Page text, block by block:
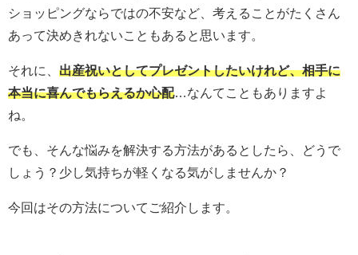
ショッピングならではの不安など、考えることがたくさん
あって決めきれないこともあると思います。
それに、 出産祝いとしてプレゼントしたいけれど、相手に
本当に喜んでもらえるか心配…なんてこともありますよ
ね。
でも、そんな悩みを解決する方法があるとしたら、どうで
しょう？少し気持ちが軽くなる気がしませんか？
今回はその方法についてご紹介します。